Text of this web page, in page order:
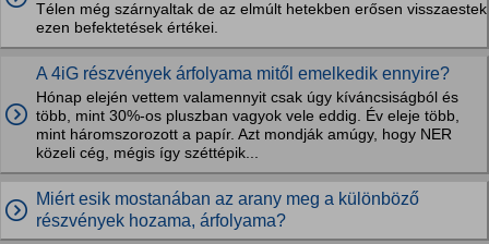
Télen még szárnyaltak de az elmúlt hetekben erősen visszaestek
ezen befektetések értékei.
A 4iG részvények árfolyama mitől emelkedik ennyire?
Hónap elején vettem valamennyit csak úgy kíváncsiságból és
több, mint 30%-os pluszban vagyok vele eddig. Év eleje több,
mint háromszorozott a papír. Azt mondják amúgy, hogy NER
közeli cég, mégis így széttépik...
Miért esik mostanában az arany meg a különböző
részvények hozama, árfolyama?